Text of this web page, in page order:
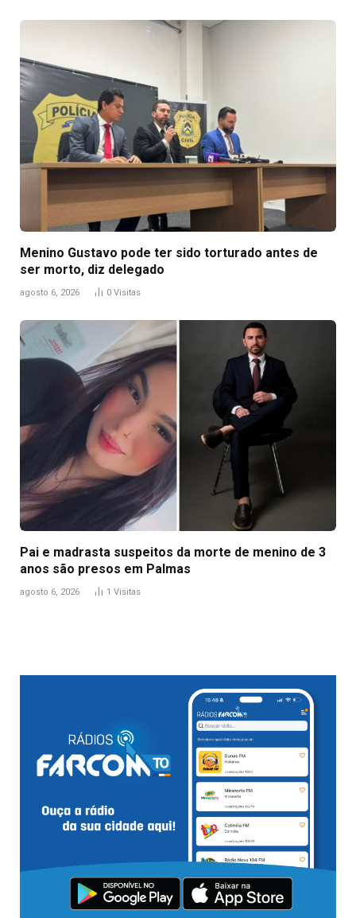
Menino Gustavo pode ter sido torturado antes de
ser morto, diz delegado
agosto 6, 2026 0 Visitas
Pai e madrasta suspeitos da morte de menino de 3
anos são presos em Palmas
agosto 6, 2026 1 Visitas